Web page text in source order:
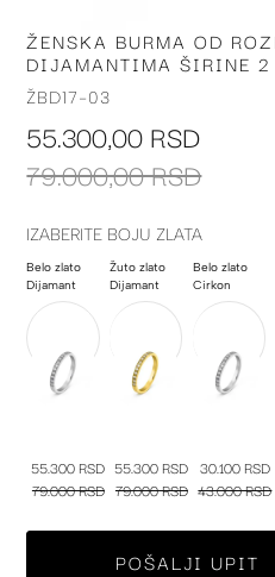
Skip
to
the
of
images
ŽENSKA BURMA OD
DIJAMANTIMA ŠIRINE
ŽBD17-03
55.300,00 RSD
79.000,00 RSD
IZABERITE BOJU ZLATA
Belo zlato
Dijamant
55.300 RSD
79.000 RSD
Žuto zlato
Dijamant
55.300 RSD
79.000 RSD
Belo zlato
Cirkon
30.100 RSD
43.000 RSD
POŠALJI UPIT